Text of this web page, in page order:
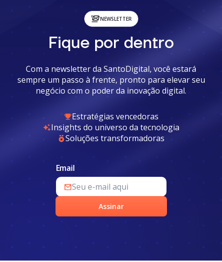
NEWSLETTER
Fique por dentro
Com a newsletter da SantoDigital, você estará
sempre um passo à frente, pronto para elevar seu
negócio com o poder da inovação digital.
Estratégias vencedoras
Insights do universo da tecnologia
Soluções transformadoras
Email
Assinar